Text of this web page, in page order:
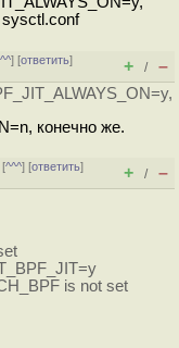
sysctl.conf
] [ответить]
+ / –
конечно же.
[^^^] [ответить]
+ / –
is not set